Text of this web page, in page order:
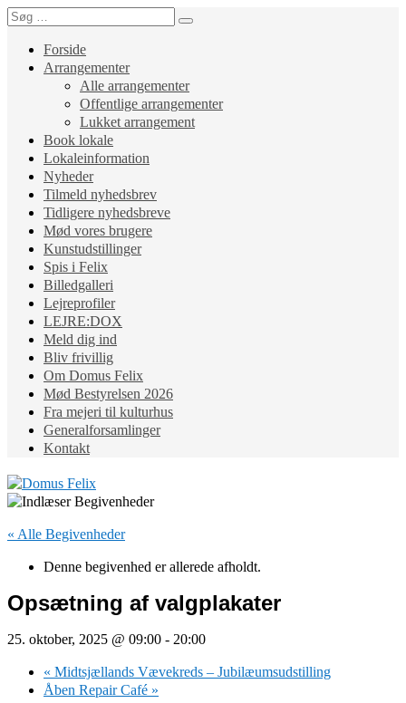
Forside
Arrangementer
Alle arrangementer
Offentlige arrangementer
Lukket arrangement
Book lokale
Lokaleinformation
Nyheder
Tilmeld nyhedsbrev
Tidligere nyhedsbreve
Mød vores brugere
Kunstudstillinger
Spis i Felix
Billedgalleri
Lejreprofiler
LEJRE:DOX
Meld dig ind
Bliv frivillig
Om Domus Felix
Mød Bestyrelsen 2026
Fra mejeri til kulturhus
Generalforsamlinger
Kontakt
« Alle Begivenheder
Denne begivenhed er allerede afholdt.
Opsætning af valgplakater
25. oktober, 2025 @ 09:00 - 20:00
« Midtsjællands Vævekreds – Jubilæumsudstilling
Åben Repair Café »